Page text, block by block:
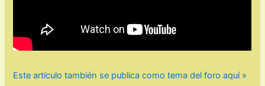
Este artículo también se publica como tema del foro aquí »